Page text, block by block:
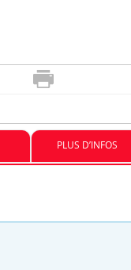
PLUS D’INFOS
chez un